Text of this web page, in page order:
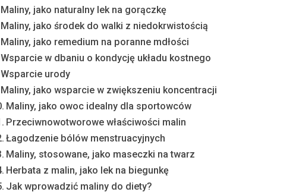
Maliny, jako naturalny lek na gorączkę
Maliny, jako środek do walki z niedokrwistością
Maliny, jako remedium na poranne mdłości
Wsparcie w dbaniu o kondycję układu kostnego
Wsparcie urody
Maliny, jako wsparcie w zwiększeniu koncentracji
Maliny, jako owoc idealny dla sportowców
Przeciwnowotworowe właściwości malin
Łagodzenie bólów menstruacyjnych
Maliny, stosowane, jako maseczki na twarz
Herbata z malin, jako lek na biegunkę
Jak wprowadzić maliny do diety?